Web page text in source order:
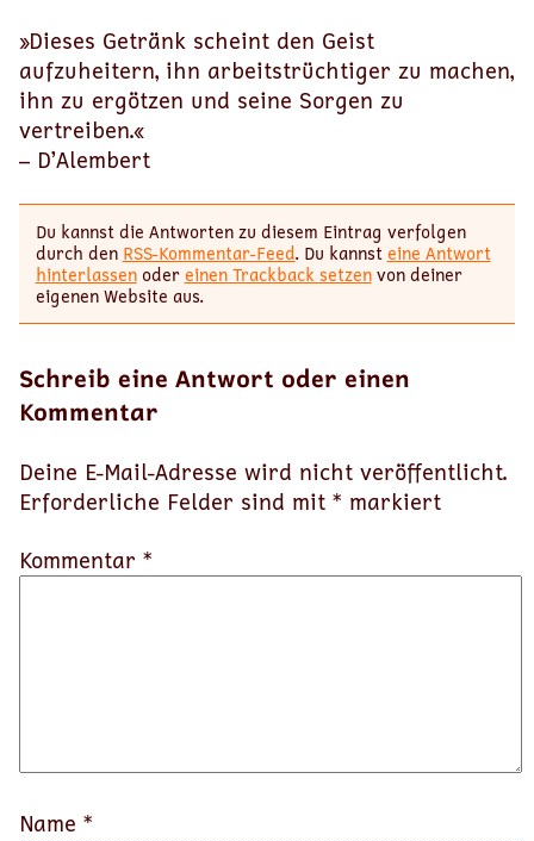
»Dieses Getränk scheint den Geist
aufzuheitern, ihn arbeitstrüchtiger zu machen,
ihn zu ergötzen und seine Sorgen zu
vertreiben.«
– D’Alembert
Du kannst die Antworten zu diesem Eintrag verfolgen
durch den RSS-Kommentar-Feed. Du kannsteine Antwort
hinterlassenodereinen Trackback setzenvon deiner
eigenen Website aus.
Schreib eine Antwort oder einen
Kommentar
Deine E-Mail-Adresse wird nicht veröffentlicht.
Erforderliche Felder sind mit * markiert
Kommentar *
Name *